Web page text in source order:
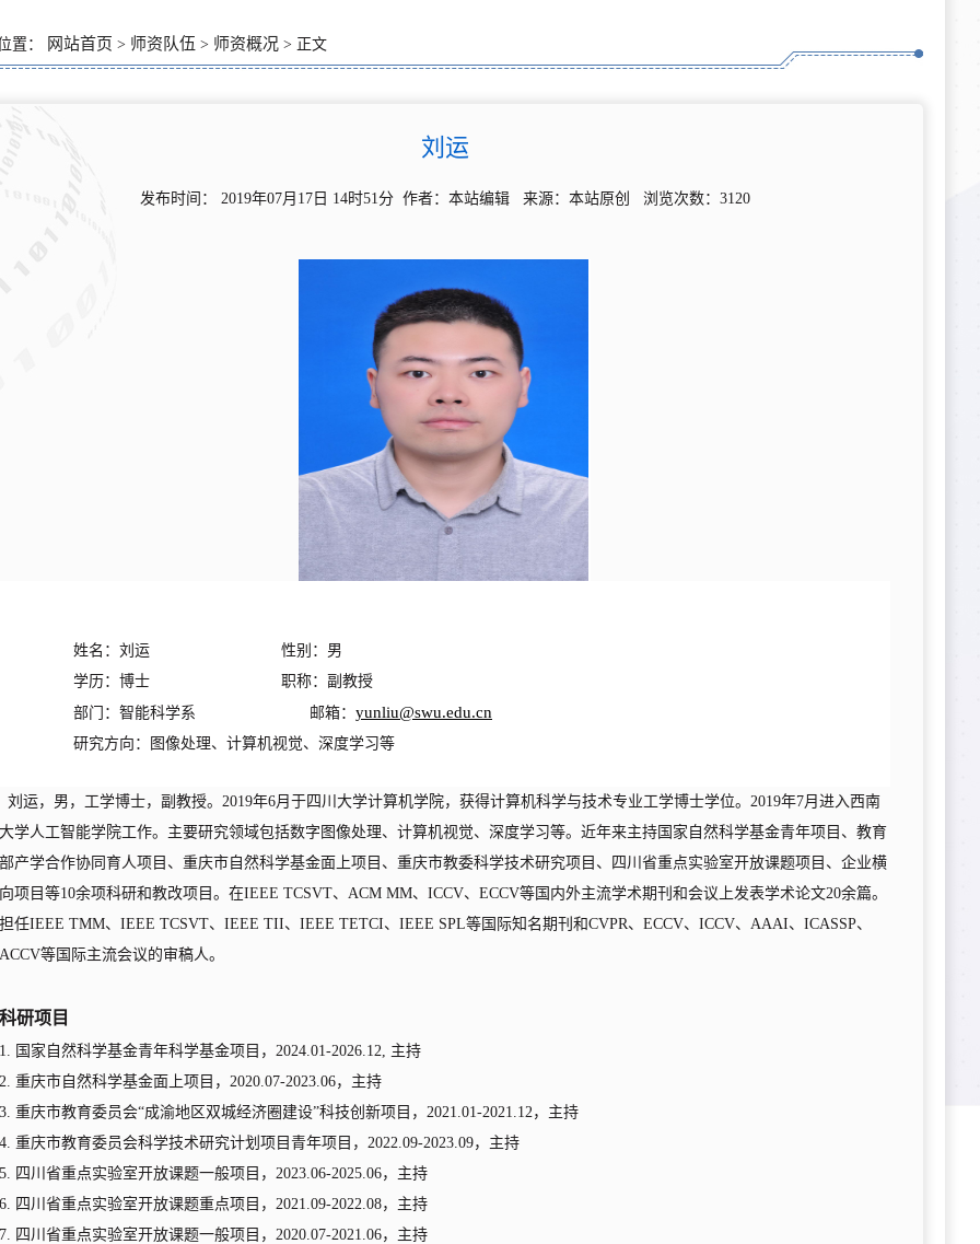
置： 网站首页 > 师资队伍 > 师资概况 > 正文
刘运
发布时间： 2019年07月17日 14时51分 作者：本站编辑 来源：本站原创 浏览次数： 3120
姓名：刘运 性别：男
学历：博士 职称：副教授
部门：智能科学系 邮箱： yunliu@swu.edu.cn
研究方向：图像处理、计算机视觉、深度学习等
刘运，男，工学博士，副教授。 2019年6月于四川大学计算机学院，获得计算机科学与技术专业工学博士学位。 2019年7月进入西南
大学人工智能学院工作。主要研究领域包括数字图像处理、计算机视觉、深度学习等。近年来主持国家自然科学基金青年项目、教育
部产学合作协同育人项目、重庆市自然科学基金面上项目、重庆市教委科学技术研究项目、四川省重点实验室开放课题项目、企业横
向项目等10余项科研和教改项目。在IEEE TCSVT、 ACM MM、 ICCV、 ECCV等国内外主流学术期刊和会议上发表学术论文20余篇。
担任IEEE TMM、 IEEE TCSVT、 IEEE TII、 IEEE TETCI、 IEEE SPL等国际知名期刊和CVPR、 ECCV、 ICCV、 AAAI、 ICASSP、
ACCV等国际主流会议的审稿人。
科研项目
1. 国家自然科学基金青年科学基金项目， 2024.01-2026.12, 主持
2. 重庆市自然科学基金面上项目， 2020.07-2023.06，主持
3. 重庆市教育委员会“成渝地区双城经济圈建设”科技创新项目， 2021.01-2021.12，主持
4. 重庆市教育委员会科学技术研究计划项目青年项目， 2022.09-2023.09，主持
5. 四川省重点实验室开放课题一般项目， 2023.06-2025.06，主持
6. 四川省重点实验室开放课题重点项目， 2021.09-2022.08，主持
7. 四川省重点实验室开放课题一般项目， 2020.07-2021.06，主持